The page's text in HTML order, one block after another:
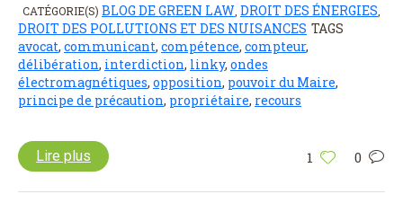
CATÉGORIE(S) BLOG DE GREEN LAW DROIT DES ÉNERGIES
DROIT DES POLLUTIONS ET DES NUISANCES TAGS
avocat, communicant, compétence, compteur,
délibération, interdiction, linky, ondes
électromagnétiques, opposition, pouvoir du Maire,
principe de précaution, propriétaire, recours
1 0
Lire plus